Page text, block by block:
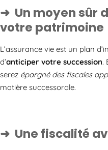
Un moyen sûr
votre patrimoine
L’assurance vie est un plan
d’anticiper votre succession.
serez épargné des fiscales
matière successorale.
Une fiscalité